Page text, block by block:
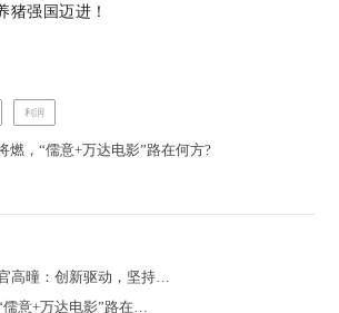
猪强国迈进！
利润
燃，“儒意+万达电影”路在何方?
高曈：创新驱动，坚持…
儒意+万达电影”路在…